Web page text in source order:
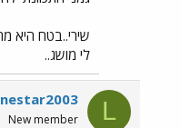
לי מושג..
L
New member